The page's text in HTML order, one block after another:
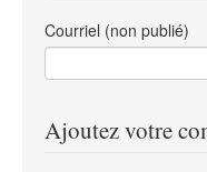
Courriel (non publié)
Ajoutez votre